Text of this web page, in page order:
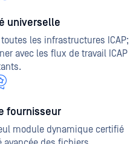
universelle
les infrastructures ICAP;
avec les flux de travail ICAP
fournisseur
module dynamique certifié